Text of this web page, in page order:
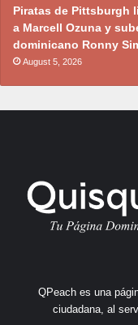
Piratas de Pittsburgh
a Marcell Ozuna y
dominicano Ronny
August 5, 2026
QPeach es una
ciudadana, al